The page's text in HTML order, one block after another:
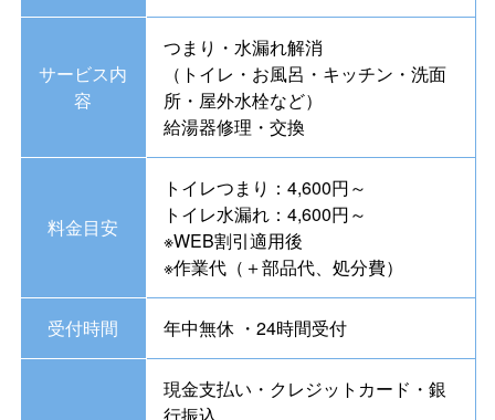
サービス内
容
つまり・水漏れ解消
（トイレ・お風呂・キッチン・洗面
所・屋外水栓など）
給湯器修理・交換
料金目安
トイレつまり：4,600円～
トイレ水漏れ：4,600円～
※WEB割引適用後
※作業代（＋部品代、処分費）
受付時間 年中無休 ・24時間受付
現金支払い・クレジットカード・銀